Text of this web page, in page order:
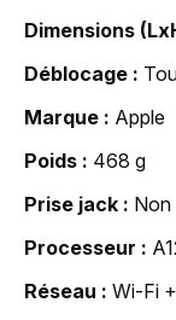
Dimensions
Déblocage
Marque
Apple
Poids
468 g
Prise jack
Non
Processeur
Réseau
Wi-Fi